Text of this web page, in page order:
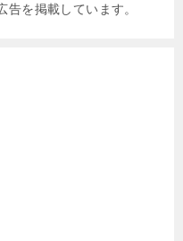
告を掲載しています。